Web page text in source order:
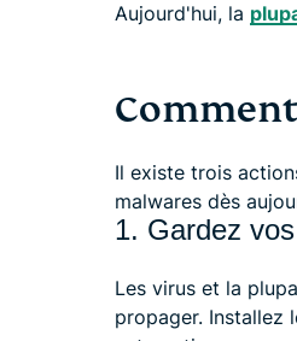
Aujourd'hui, la
Il existe trois
malwares dès
1. Gardez
Les virus et la
propager. Installez